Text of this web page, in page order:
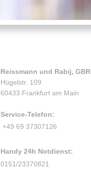
Reissmann und Rabij, GBR
Hügelstr. 109
60433 Frankfurt am Main
Service-Telefon:
+49 69 37307126
Handy 24h Notdienst:
0151/23370821